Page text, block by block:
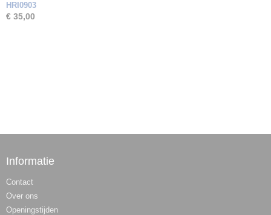
HRI0903
€ 35,00
Informatie
Contact
Over ons
Openingstijden